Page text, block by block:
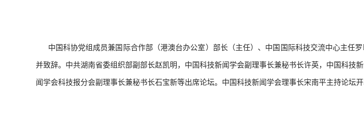
中国科协党组成员兼国际合作部（港澳台办公室）部长（主任）、中国国际科技交流中心主任
并致辞。中共湖南省委组织部副部长赵凯明，中国科技新闻学会副理事长兼秘书长许英，中国科技
闻学会科技报分会副理事长兼秘书长石宝新等出席论坛。中国科技新闻学会理事长宋南平主持论坛开